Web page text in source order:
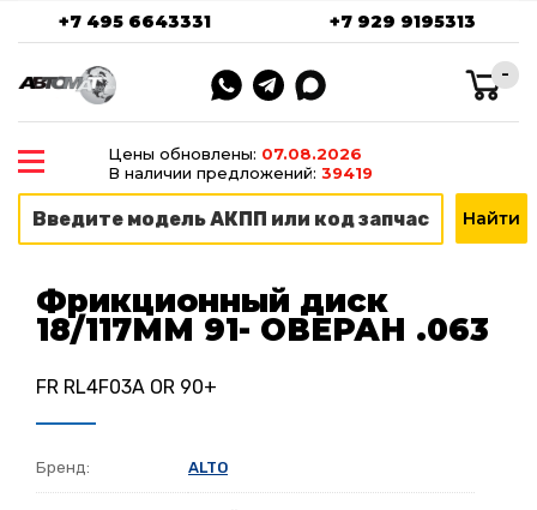
+7 495 6643331 +7 929 9195313
-
Цены обновлены: 07.08.2026
В наличии предложений: 39419
Фрикционный диск
18/117ММ 91- ОВЕРАН .063
FR RL4F03A OR 90+
Бренд: ALTO